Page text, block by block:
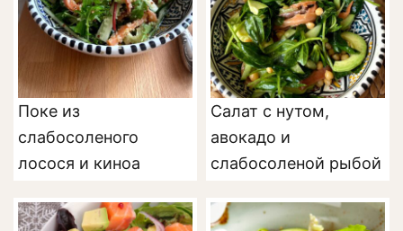
Поке из
слабосоленого
лосося и киноа
Салат с нутом,
авокадо и
слабосоленой рыбой